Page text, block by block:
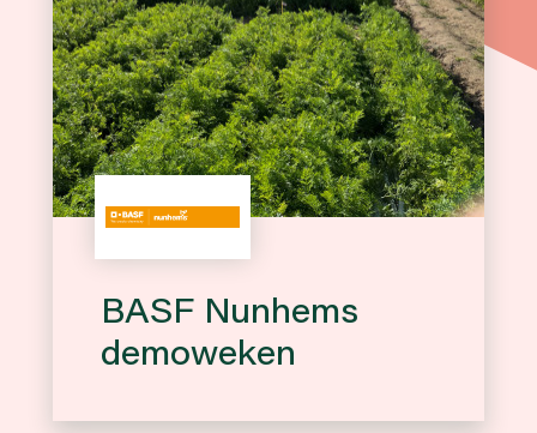
BASF Nunhems
demoweken